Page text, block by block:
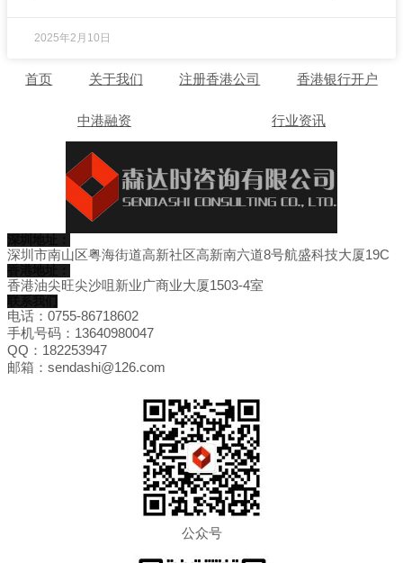
2025年2月10日
首页 关于我们 注册香港公司 香港银行开户
中港融资 行业资讯
深圳市南山区粤海街道高新社区高新南六道8号航盛科技大厦19C
香港油尖旺尖沙咀新业广商业大厦1503-4室
电话：0755-86718602
手机号码：13640980047
QQ：182253947
邮箱：sendashi@126.com
公众号